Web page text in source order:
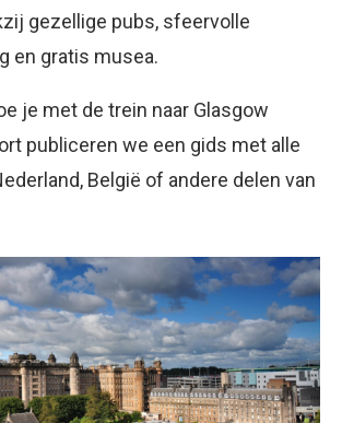
gezellige pubs, sfeervolle
en gratis musea.
je met de trein naar Glasgow
publiceren we een gids met alle
België of andere delen van